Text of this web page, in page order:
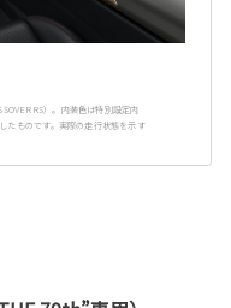
RS）。内装色は特別設定内
ものです。実際の走行状態を示す